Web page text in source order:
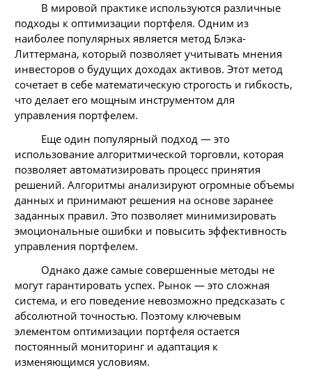
В мировой практике используются различные
подходы к оптимизации портфеля. Одним из
наиболее популярных является метод Блэка-
Литтермана, который позволяет учитывать мнения
инвесторов о будущих доходах активов. Этот метод
сочетает в себе математическую строгость и гибкость,
что делает его мощным инструментом для
управления портфелем.
Еще один популярный подход — это
использование алгоритмической торговли, которая
позволяет автоматизировать процесс принятия
решений. Алгоритмы анализируют огромные объемы
данных и принимают решения на основе заранее
заданных правил. Это позволяет минимизировать
эмоциональные ошибки и повысить эффективность
управления портфелем.
Однако даже самые совершенные методы не
могут гарантировать успех. Рынок — это сложная
система, и его поведение невозможно предсказать с
абсолютной точностью. Поэтому ключевым
элементом оптимизации портфеля остается
постоянный мониторинг и адаптация к
изменяющимся условиям.